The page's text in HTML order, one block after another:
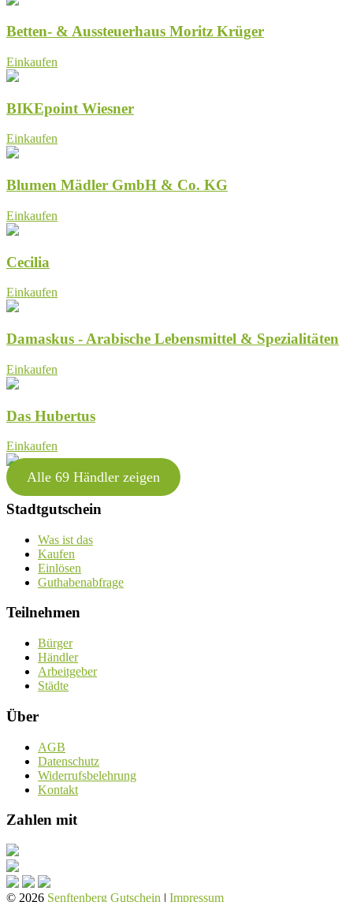
Betten- & Aussteuerhaus Moritz Krüger
Einkaufen
BIKEpoint Wiesner
Einkaufen
Blumen Mädler GmbH & Co. KG
Einkaufen
Cecilia
Einkaufen
Damaskus - Arabische Lebensmittel & Spezialitäten
Einkaufen
Das Hubertus
Einkaufen
Alle 69 Händler zeigen
Stadtgutschein
Was ist das
Kaufen
Einlösen
Guthabenabfrage
Teilnehmen
Bürger
Händler
Arbeitgeber
Städte
Über
AGB
Datenschutz
Widerrufsbelehrung
Kontakt
Zahlen mit
© 2026 Senftenberg Gutschein | Impressum